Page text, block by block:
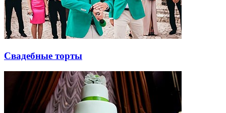
Свадебные торты